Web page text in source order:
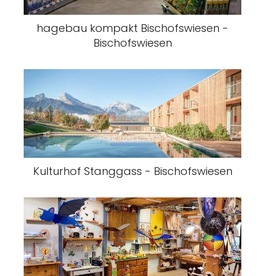
hagebau kompakt Bischofswiesen -
Bischofswiesen
Kulturhof Stanggass - Bischofswiesen